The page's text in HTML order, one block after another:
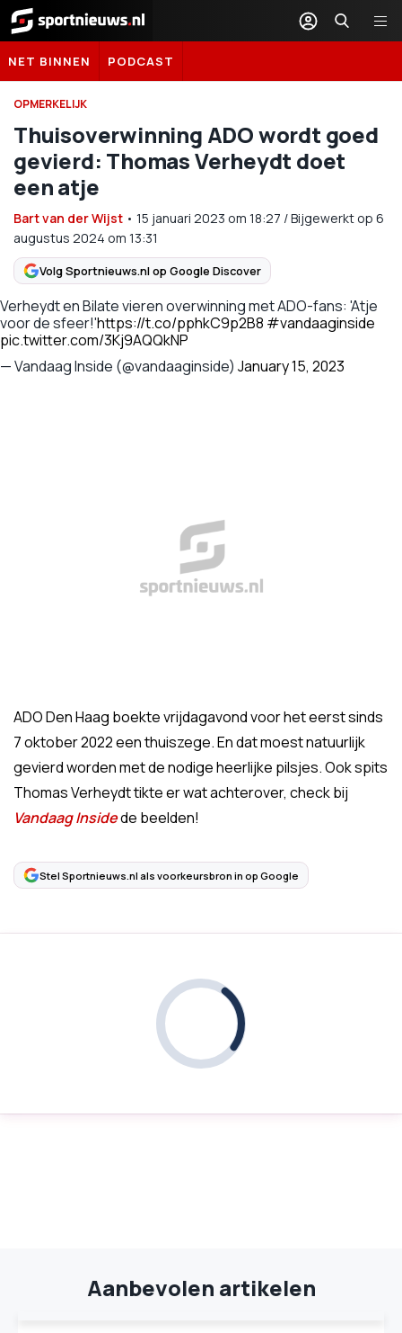
Sportnieuws.nl
NET BINNEN PODCAST
OPMERKELIJK
Thuisoverwinning ADO wordt goed
gevierd: Thomas Verheydt doet
een atje
Bart van der Wijst • 15 januari 2023 om 18:27 /Bijgewerkt op 6
augustus 2024 om 13:31
Volg Sportnieuws.nl op Google Discover
Verheydt en Bilate vieren overwinning met ADO-fans: 'Atje
voor de sfeer!'https://t.co/pphkC9p2B8 #vandaaginside
pic.twitter.com/3Kj9AQQkNP
— Vandaag Inside (@vandaaginside) January 15, 2023
ADO Den Haag boekte vrijdagavond voor het eerst sinds
7 oktober 2022 een thuiszege. En dat moest natuurlijk
gevierd worden met de nodige heerlijke pilsjes. Ook spits
Thomas Verheydt tikte er wat achterover, check bij
Vandaag Insidede beelden!
Stel Sportnieuws.nl als voorkeursbron in op Google
Aanbevolen artikelen